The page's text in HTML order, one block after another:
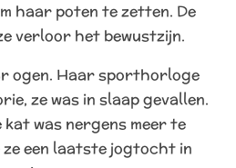
haar poten te zetten. De
verloor het bewustzijn.
ogen. Haar sporthorloge
ze was in slaap gevallen.
was nergens meer te
ze een laatste jogtocht in